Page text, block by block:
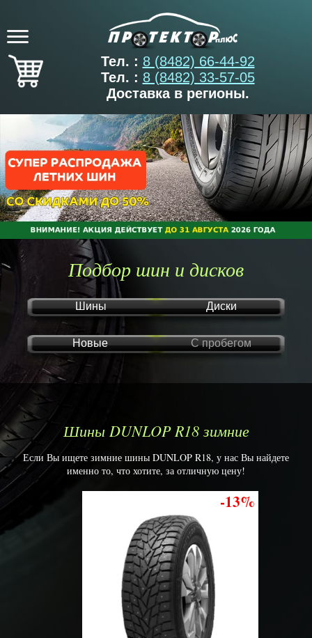
Тел. : 8 (8482) 66-44-92
Тел. : 8 (8482) 33-57-05
Доставка в регионы.
Подбор шин и дисков
Шины Диски
Новые С пробегом
Шины DUNLOP R18 зимние
Если Вы ищете зимние шины DUNLOP R18, у нас Вы найдете
именно то, что хотите, за отличную цену!
-13%